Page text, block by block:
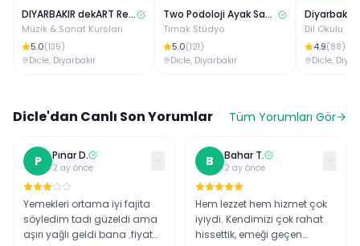
DIYARBAKIR dekART Resim Kursu
Müzik & Sanat Kursları
5.0(135)
Dicle, Diyarbakır
Two Podoloji Ayak Sağlığı Diyarbakır
Tırnak Stüdyo
5.0(121)
Dicle, Diyarbakır
Diyarbakır
Dil Okulu
4.9(88)
Dicle,
Dicle'dan Canlı Son Yorumlar Tüm Yorumları Gör
P PınarD.
2 ay önce ···
Yemekleri ortama iyi fajita
söyledim tadı güzeldi ama
aşırı yağlı geldi bana .fiyat
B Bahar T.
2 ay önce ···
Hem lezzet hem hizmet çok
iyiydi. Kendimizi çok rahat
hissettik, emeği geçen